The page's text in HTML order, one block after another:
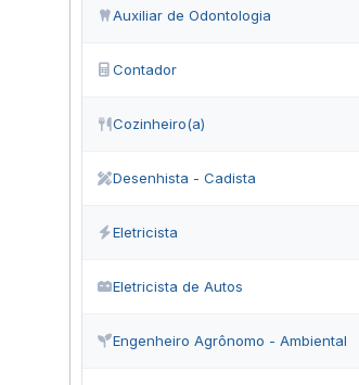
Auxiliar de Odontologia
Contador
Cozinheiro(a)
Desenhista - Cadista
Eletricista
Eletricista de Autos
Engenheiro Agrônomo - Ambiental